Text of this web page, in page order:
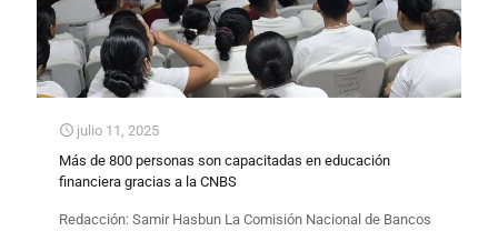
julio 11, 2025
Más de 800 personas son capacitadas en educación
financiera gracias a la CNBS
Redacción: Samir Hasbun La Comisión Nacional de Bancos